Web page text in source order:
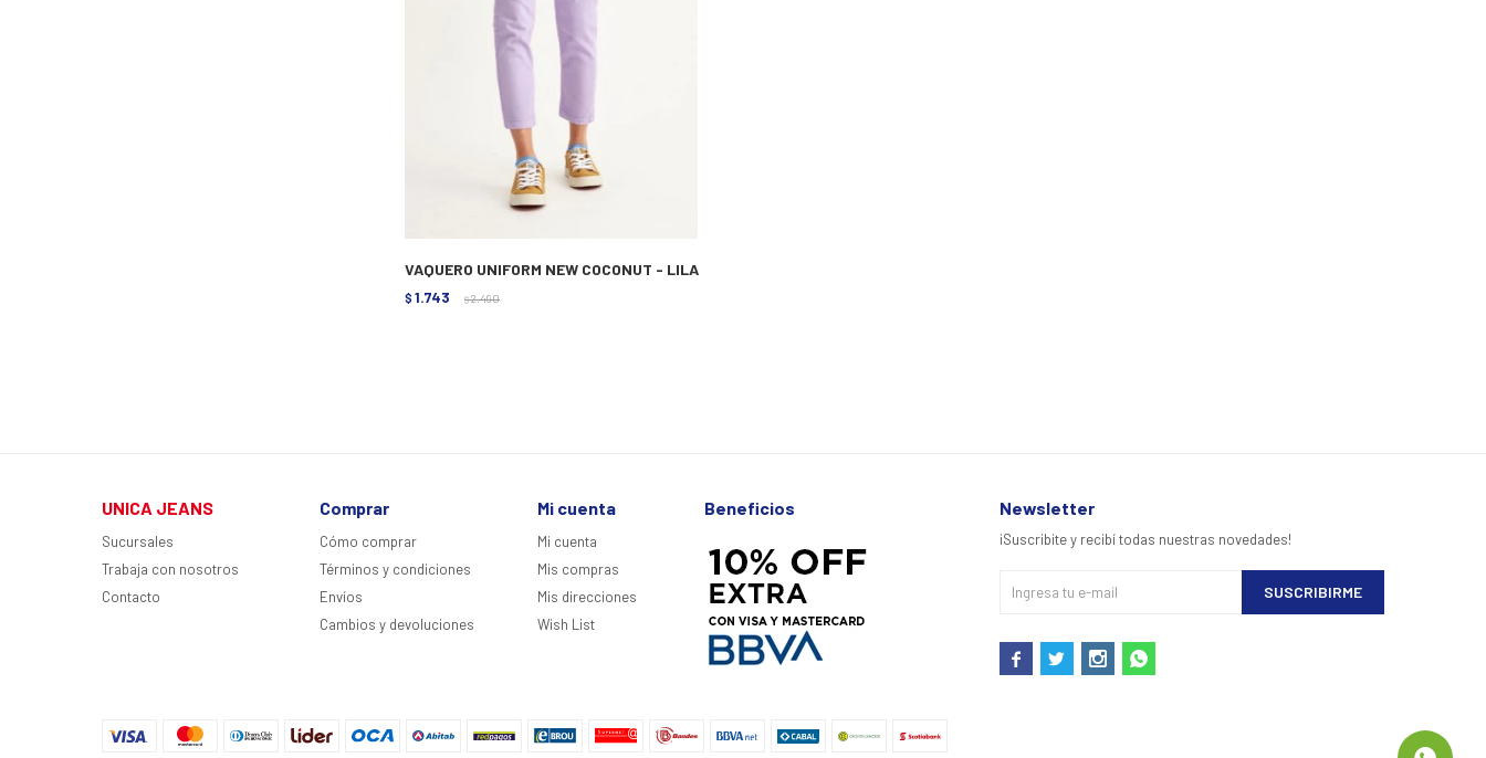
VAQUERO UNIFORM NEW COCONUT - LILA
$ 1.743 $ 2.490
UNICA JEANS
Sucursales
Trabaja con nosotros
Contacto
Comprar
Cómo comprar
Términos y condiciones
Envíos
Cambios y devoluciones
Mi cuenta
Mi cuenta
Mis compras
Mis direcciones
Wish List
Beneficios Newsletter
¡Suscribite y recibí todas nuestras novedades!
SUSCRIBIRME
   